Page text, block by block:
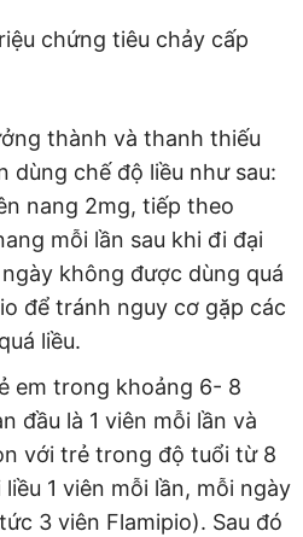
chứng tiêu chảy cấp
thành và thanh thiếu
dùng chế độ liều như sau:
nang 2mg, tiếp theo
mỗi lần sau khi đi đại
không được dùng quá
để tránh nguy cơ gặp các
liều.
em trong khoảng 6- 8
đầu là 1 viên mỗi lần và
với trẻ trong độ tuổi từ 8
1 viên mỗi lần, mỗi ngày
3 viên Flamipio). Sau đó